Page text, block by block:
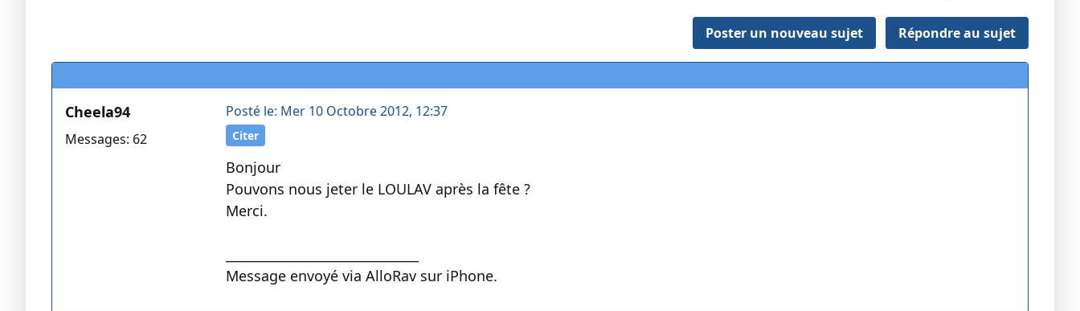
Poster un nouveau sujet Répondre au sujet
Cheela94
Messages: 62
Posté le: Mer 10 Octobre 2012, 12:37
Citer
Bonjour
Pouvons nous jeter le LOULAV après la fête ?
Merci.
Message envoyé via AlloRav sur iPhone.